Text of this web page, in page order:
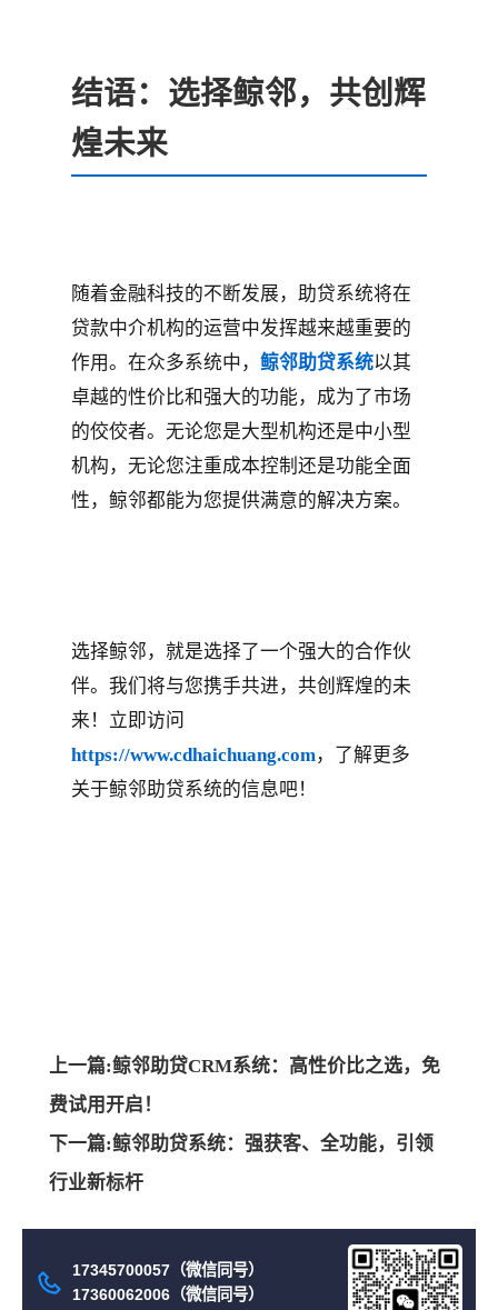
结语：选择鲸邻，共创辉
煌未来
随着金融科技的不断发展，助贷系统将在
贷款中介机构的运营中发挥越来越重要的
作用。在众多系统中， 鲸邻助贷系统以其
卓越的性价比和强大的功能，成为了市场
的佼佼者。无论您是大型机构还是中小型
机构，无论您注重成本控制还是功能全面
性，鲸邻都能为您提供满意的解决方案。
选择鲸邻，就是选择了一个强大的合作伙
伴。我们将与您携手共进，共创辉煌的未
来！立即访问
https://www.cdhaichuang.com，了解更多
关于鲸邻助贷系统的信息吧！
上一篇:鲸邻助贷CRM系统：高性价比之选，免
费试用开启！
下一篇:鲸邻助贷系统：强获客、全功能，引领
行业新标杆
17345700057（微信同号）
17360062006（微信同号）